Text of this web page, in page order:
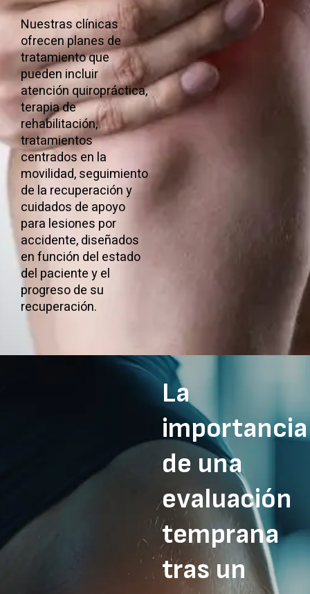
Nuestras clínicas
ofrecen planes de
tratamiento que
pueden incluir
atención quiropráctica,
terapia de
rehabilitación,
tratamientos
centrados en la
movilidad, seguimiento
de la recuperación y
cuidados de apoyo
para lesiones por
accidente, diseñados
en función del estado
del paciente y el
progreso de su
recuperación.
La
importancia
de una
evaluación
temprana
tras un